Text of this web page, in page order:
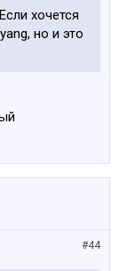
хочется
но и это
#44